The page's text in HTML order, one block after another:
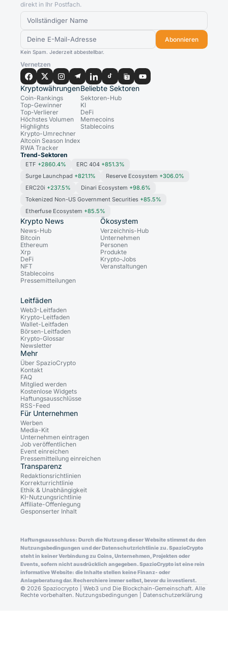
direkt in Ihr Postfach.
Abonnieren
Kein Spam. Jederzeit abbestellbar.
Vernetzen
Kryptowährungen
Coin-Rankings
Top-Gewinner
Top-Verlierer
Höchstes Volumen
Highlights
Krypto-Umrechner
Altcoin Season Index
RWA Tracker
Beliebte Sektoren
Sektoren-Hub
KI
DeFi
Memecoins
Stablecoins
Trend-Sektoren
ETF +2860.4% ERC 404 +851.3%
Surge Launchpad +821.1% Reserve Ecosystem +306.0%
ERC20i +237.5% Dinari Ecosystem +98.6%
Tokenized Non-US Government Securities +85.5%
Etherfuse Ecosystem +85.5%
Krypto News
News-Hub
Bitcoin
Ethereum
Xrp
DeFi
NFT
Stablecoins
Pressemitteilungen
Ökosystem
Verzeichnis-Hub
Unternehmen
Personen
Produkte
Krypto-Jobs
Veranstaltungen
Leitfäden
Web3-Leitfaden
Krypto-Leitfaden
Wallet-Leitfaden
Börsen-Leitfaden
Krypto-Glossar
Newsletter
Mehr
Über SpazioCrypto
Kontakt
FAQ
Mitglied werden
Kostenlose Widgets
Haftungsausschlüsse
RSS-Feed
Für Unternehmen
Werben
Media-Kit
Unternehmen eintragen
Job veröffentlichen
Event einreichen
Pressemitteilung einreichen
Transparenz
Redaktionsrichtlinien
Korrekturrichtlinie
Ethik & Unabhängigkeit
KI-Nutzungsrichtlinie
Affiliate-Offenlegung
Gesponserter Inhalt
Haftungsausschluss: Durch die Nutzung dieser Website stimmst du den
Nutzungsbedingungen und der Datenschutzrichtlinie zu. SpazioCrypto
steht in keiner Verbindung zu Coins, Unternehmen, Projekten oder
Events, sofern nicht ausdrücklich angegeben. SpazioCrypto ist eine rein
informative Website: die Inhalte stellen keine Finanz- oder
Anlageberatung dar. Recherchiere immer selbst, bevor du investierst.
© 2026 Spaziocrypto | Web3 und Die Blockchain-Gemeinschaft. Alle
Rechte vorbehalten. Nutzungsbedingungen Datenschutzerklärung